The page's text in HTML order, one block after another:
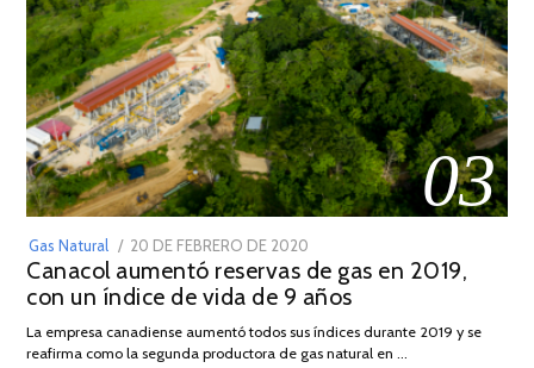
03
Gas Natural
POSTED
ON
20 DE FEBRERO DE 2020
DE
JULIO
2025
Canacol aumentó reservas de gas en 2019,
con un índice de vida de 9 años
La empresa canadiense aumentó todos sus índices durante 2019 y se
reafirma como la segunda productora de gas natural en …